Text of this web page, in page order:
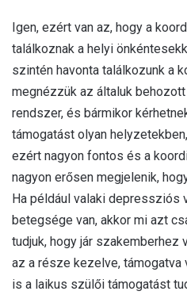
Igen, ezért van az, hogy a
találkoznak a helyi
szintén havonta találkozunk a
megnézzük az általuk
rendszer, és bármikor
támogatást olyan
ezért nagyon fontos és a
nagyon erősen megjelenik,
Ha például valaki depressziós
betegsége van, akkor mi azt
tudjuk, hogy jár szakemberhez
az a része kezelve, támogatva
is a laikus szülői támogatást